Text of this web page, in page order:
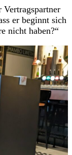
Vertragspartner
er beginnt sich
nicht haben?“